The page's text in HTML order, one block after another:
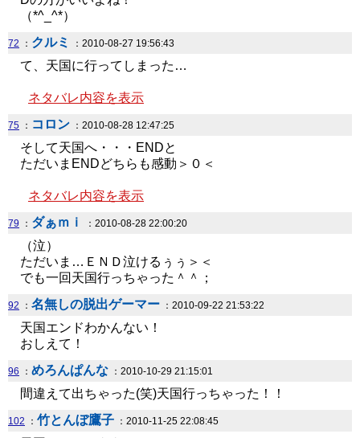
（*^_^*）
72 ： クルミ ：2010-08-27 19:56:43
て、天国に行ってしまった…
ネタバレ内容を表示
75 ： コロン ：2010-08-28 12:47:25
そして天国へ・・・ENDと
ただいまENDどちらも感動＞０＜
ネタバレ内容を表示
79 ： ダぁｍｉ ：2010-08-28 22:00:20
（泣）
ただいま…ＥＮＤ泣けるぅぅ＞＜
でも一回天国行っちゃった＾＾；
92 ： 名無しの脱出ゲーマー ：2010-09-22 21:53:22
天国エンドわかんない！
おしえて！
96 ： めろんぱんな ：2010-10-29 21:15:01
間違えて出ちゃった(笑)天国行っちゃった！！
102 ： 竹とんぼ鷹子 ：2010-11-25 22:08:45